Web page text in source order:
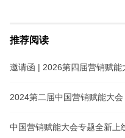
推荐阅读
邀请函 | 2026第四届营销赋
2024第二届中国营销赋能大会
中国营销赋能大会专题全新上